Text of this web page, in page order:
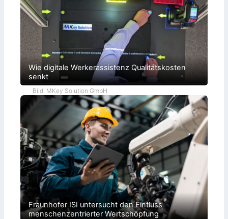
Wie digitale Werkerassistenz Qualitätskosten
senkt
Bild: MKey Solution GmbH
Fraunhofer ISI untersucht den Einfluss
menschenzentrierter Wertschöpfung